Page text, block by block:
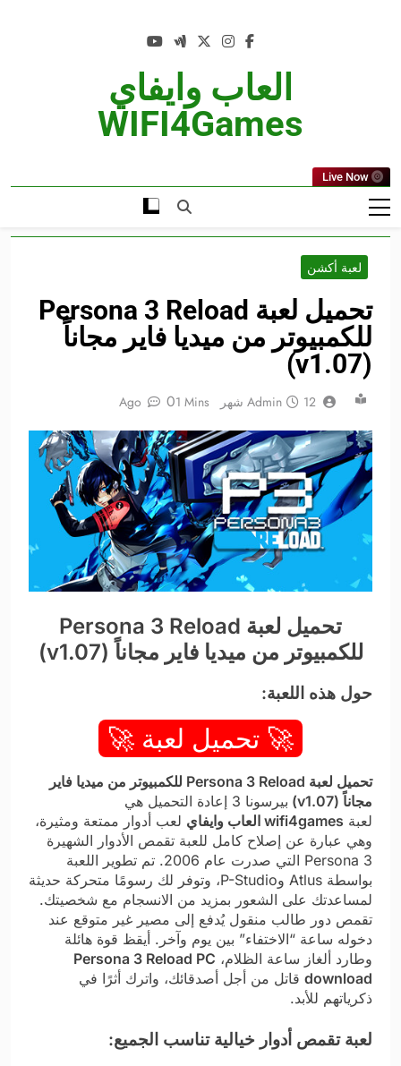
العاب وايفاي
WIFI4Games
Live Now
لعبة أكشن
تحميل لعبة Persona 3 Reload
للكمبيوتر من ميديا فاير مجاناً
(v1.07)
Admin 12 شهر Ago 01 Mins
تحميل لعبة Persona 3 Reload
للكمبيوتر من ميديا فاير مجاناً (v1.07)
حول هذه اللعبة:
🚀 تحميل لعبة 🚀
تحميل لعبة Persona 3 Reload للكمبيوتر من ميديا فاير
مجاناً (v1.07)
بيرسونا 3 إعادة التحميل هي
لعبة wifi4games العاب وايفاي
لعب أدوار ممتعة ومثيرة،
وهي عبارة عن إصلاح كامل للعبة تقمص الأدوار الشهيرة
Persona 3 التي صدرت عام 2006. تم تطوير اللعبة
بواسطة Atlus وP-Studio، وتوفر لك رسومًا متحركة حديثة
لمساعدتك على الشعور بمزيد من الانسجام مع شخصيتك.
تقمص دور طالب منقول يُدفع إلى مصير غير متوقع عند
دخوله ساعة “الاختفاء” بين يوم وآخر. أيقظ قوة هائلة
وطارد ألغاز ساعة الظلام، Persona 3 Reload PC
download قاتل من أجل أصدقائك، واترك أثرًا في
ذكرياتهم للأبد.
لعبة تقمص أدوار خيالية تناسب الجميع: